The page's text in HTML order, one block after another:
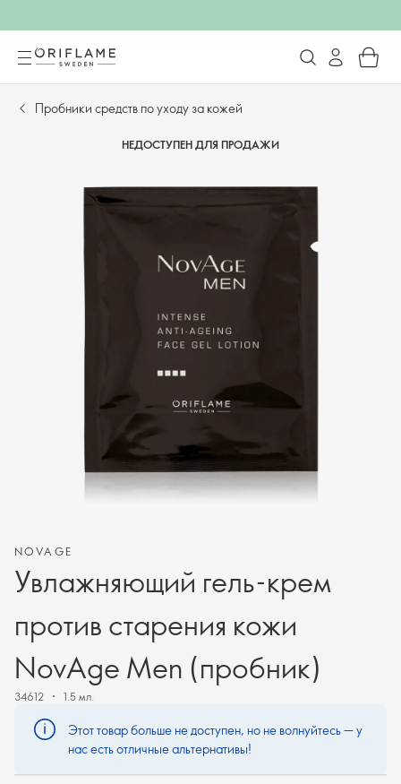
Пробники средств по уходу за кожей
НЕДОСТУПЕН ДЛЯ ПРОДАЖИ
NOVAGE
Увлажняющий гель-крем
против старения кожи
NovAge Men (пробник)
34612 1.5 мл.
Этот товар больше не доступен, но не волнуйтесь — у
нас есть отличные альтернативы!